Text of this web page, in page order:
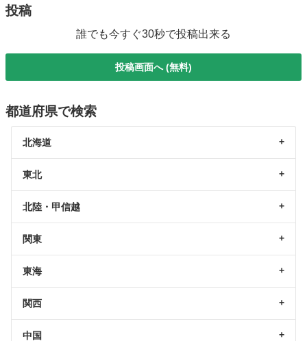
投稿
誰でも今すぐ30秒で投稿出来る
投稿画面へ (無料)
都道府県で検索
北海道
東北
北陸・甲信越
関東
東海
関西
中国